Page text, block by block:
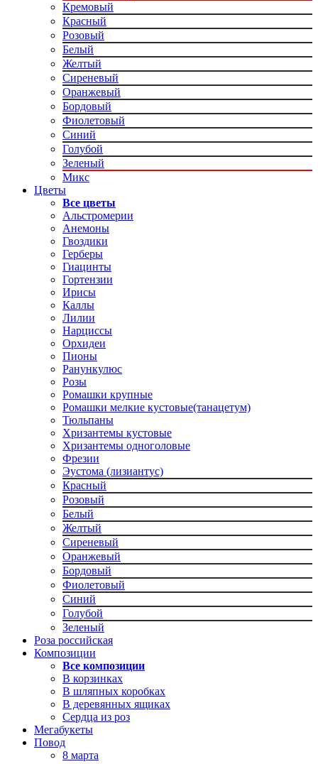
Кремовый
Красный
Розовый
Белый
Желтый
Сиреневый
Оранжевый
Бордовый
Фиолетовый
Синий
Голубой
Зеленый
Микс
Цветы
Все цветы
Альстромерии
Анемоны
Гвоздики
Герберы
Гиацинты
Гортензии
Ирисы
Каллы
Лилии
Нарциссы
Орхидеи
Пионы
Ранункулюс
Розы
Ромашки крупные
Ромашки мелкие кустовые(танацетум)
Тюльпаны
Хризантемы кустовые
Хризантемы одноголовые
Фрезии
Эустома (лизиантус)
Красный
Розовый
Белый
Желтый
Сиреневый
Оранжевый
Бордовый
Фиолетовый
Синий
Голубой
Зеленый
Роза российская
Композиции
Все композиции
В корзинках
В шляпных коробках
В деревянных ящиках
Сердца из роз
Мегабукеты
Повод
8 марта